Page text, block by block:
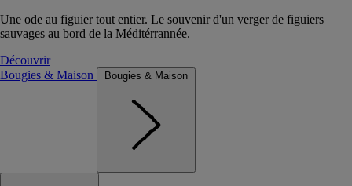
Une ode au figuier tout entier. Le souvenir d'un verger de figuiers
sauvages au bord de la Méditérrannée.
Découvrir
Bougies & Maison
Bougies & Maison